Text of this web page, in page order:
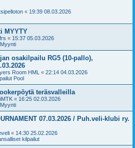
« 19:39 08.03.2026
MYYTY
« 15:37 05.03.2026
osakilpailu RG5 (10-pallo),
Room HML « 22:14 04.03.2026
Pool
teräsvalleilla
« 16:25 02.03.2026
07.03.2026 / Puh.veli-klubi ry.
« 14:30 25.02.2026
kilpailut